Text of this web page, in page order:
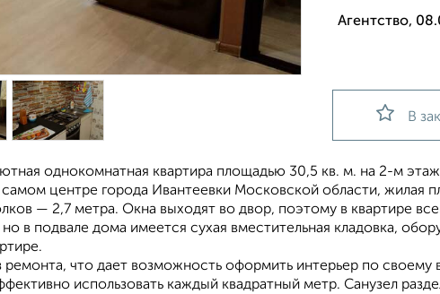
Агентство,
В
однокомнатная квартира площадью 30,5 кв. м. на 2-м
центре города Ивантеевки Московской области, жилая
— 2,7 метра. Окна выходят во двор, поэтому в квартире
но в подвале дома имеется сухая вместительная кладовка,
ремонта, что дает возможность оформить интерьер по своему
использовать каждый квадратный метр. Санузел